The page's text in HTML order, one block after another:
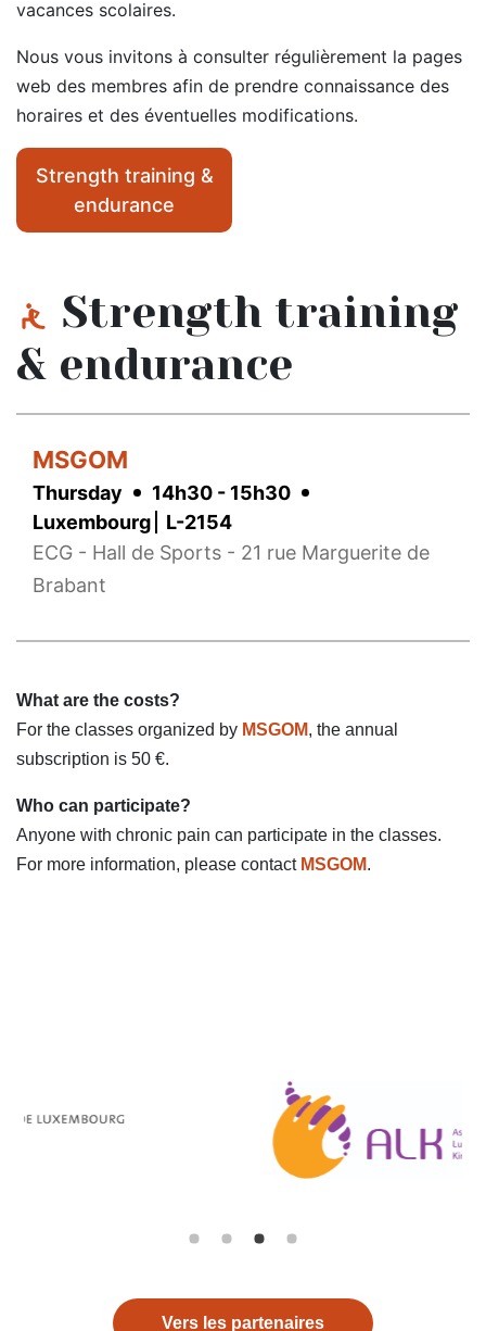
vacances scolaires.
Nous vous invitons à consulter régulièrement la pages
web des membres afin de prendre connaissance des
horaires et des éventuelles modifications.
Strength training &
endurance
Strength training
& endurance
MSGOM
Thursday
14h30 - 15h30
Luxembourg
L-2154
ECG - Hall de Sports - 21 rue Marguerite de
Brabant
What are the costs?
For the classes organized by MSGOM, the annual
subscription is 50 €.
Who can participate?
Anyone with chronic pain can participate in the classes.
For more information, please contact MSGOM.
Vers les partenaires